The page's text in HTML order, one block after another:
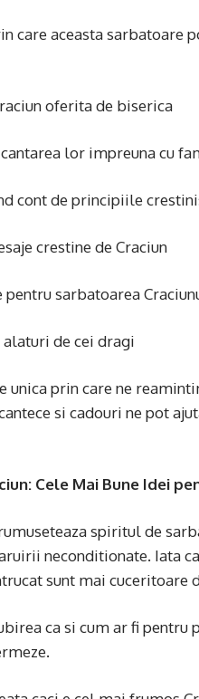
care aceasta sarbatoare
oferita de biserica
lor impreuna cu
cont de principiile
crestine de Craciun
sarbatoarea
de cei dragi
unica prin care ne
si cadouri ne pot
Cele Mai Bune Idei
spiritul de
neconditionate. Iata
sunt mai cuceritoare
ca si cum ar fi